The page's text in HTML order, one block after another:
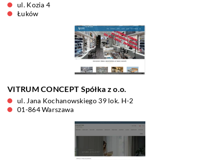
ul. Kozia 4
Łuków
VITRUM CONCEPT Spółka z o.o.
ul. Jana Kochanowskiego 39 lok. H-2
01-864 Warszawa